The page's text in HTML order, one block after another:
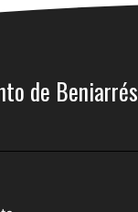
de Beniarrés